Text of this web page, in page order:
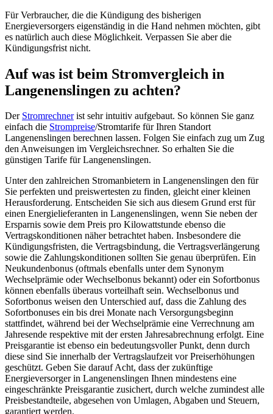
Für Verbraucher, die die Kündigung des bisherigen
Energieversorgers eigenständig in die Hand nehmen möchten, gibt
es natürlich auch diese Möglichkeit. Verpassen Sie aber die
Kündigungsfrist nicht.
Auf was ist beim Stromvergleich in
Langenenslingen zu achten?
Der Stromrechnerist sehr intuitiv aufgebaut. So können Sie ganz
einfach die Strompreise/Stromtarife für Ihren Standort
Langenenslingen berechnen lassen. Folgen Sie einfach zug um Zug
den Anweisungen im Vergleichsrechner. So erhalten Sie die
günstigen Tarife für Langenenslingen.
Unter den zahlreichen Stromanbietern in Langenenslingen den für
Sie perfekten und preiswertesten zu finden, gleicht einer kleinen
Herausforderung. Entscheiden Sie sich aus diesem Grund erst für
einen Energielieferanten in Langenenslingen, wenn Sie neben der
Ersparnis sowie dem Preis pro Kilowattstunde ebenso die
Vertragskonditionen näher betrachtet haben. Insbesondere die
Kündigungsfristen, die Vertragsbindung, die Vertragsverlängerung
sowie die Zahlungskonditionen sollten Sie genau überprüfen. Ein
Neukundenbonus (oftmals ebenfalls unter dem Synonym
Wechselprämie oder Wechselbonus bekannt) oder ein Sofortbonus
können ebenfalls überaus vorteilhaft sein. Wechselbonus und
Sofortbonus weisen den Unterschied auf, dass die Zahlung des
Sofortbonuses ein bis drei Monate nach Versorgungsbeginn
stattfindet, während bei der Wechselprämie eine Verrechnung am
Jahresende respektive mit der ersten Jahresabrechnung erfolgt. Eine
Preisgarantie ist ebenso ein bedeutungsvoller Punkt, denn durch
diese sind Sie innerhalb der Vertragslaufzeit vor Preiserhöhungen
geschützt. Geben Sie darauf Acht, dass der zukünftige
Energieversorger in Langenenslingen Ihnen mindestens eine
eingeschränkte Preisgarantie zusichert, durch welche zumindest alle
Preisbestandteile, abgesehen von Umlagen, Abgaben und Steuern,
garantiert werden.